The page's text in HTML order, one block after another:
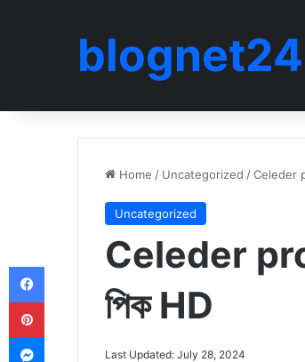
Home / Uncategorized /Celeder
Uncategorized
Celeder
পিক HD
Last Updated: July 28, 2024
Facebook
Pinterest
Messenger